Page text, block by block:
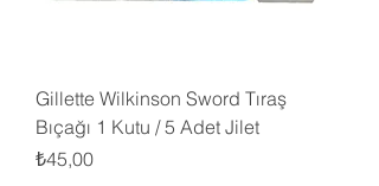
Gillette Wilkinson Sword Tıraş
Bıçağı 1 Kutu / 5 Adet Jilet
Fiyat
₺45,00